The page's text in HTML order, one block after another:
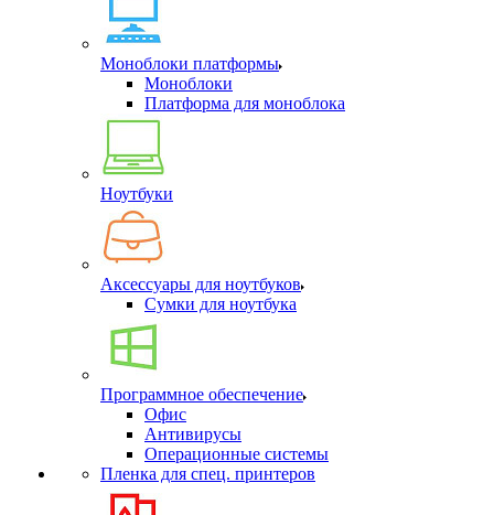
Моноблоки платформы
Моноблоки
Платформа для моноблока
Ноутбуки
Аксессуары для ноутбуков
Сумки для ноутбука
Программное обеспечение
Офис
Антивирусы
Операционные системы
Пленка для спец. принтеров